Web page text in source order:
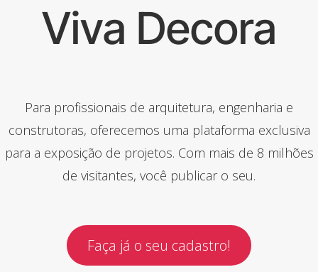
Viva Decora
Para profissionais de arquitetura, engenharia e
construtoras, oferecemos uma plataforma exclusiva
para a exposição de projetos. Com mais de 8 milhões
de visitantes, você publicar o seu.
Faça já o seu cadastro!